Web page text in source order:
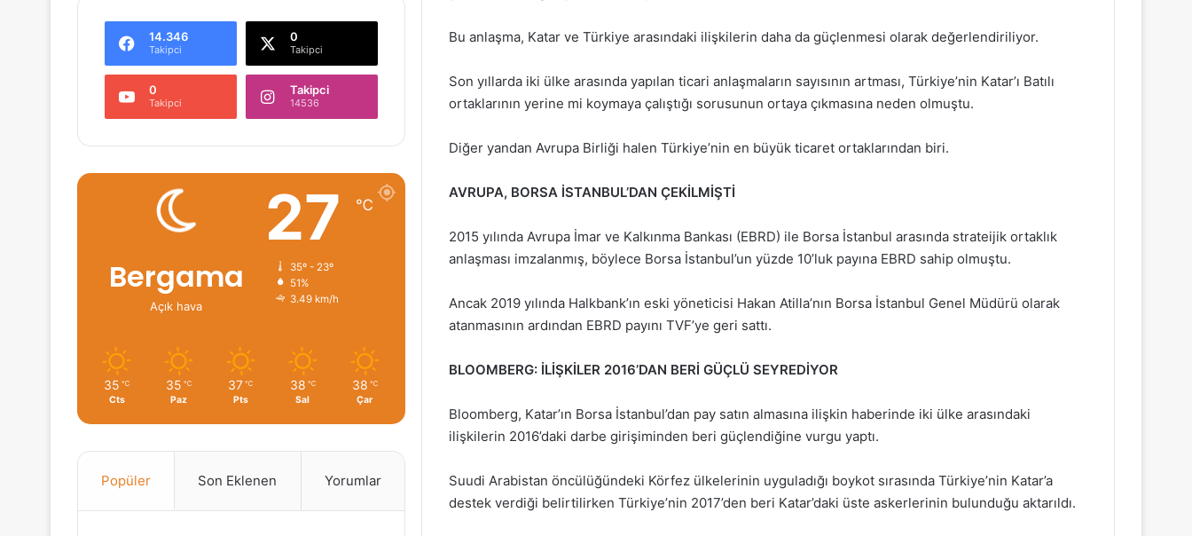
Bu anlaşma, Katar ve Türkiye arasındaki ilişkilerin daha da güçlenmesi olarak değerlendiriliyor.
Son yıllarda iki ülke arasında yapılan ticari anlaşmaların sayısının artması, Türkiye’nin Katar’ı Batılı
ortaklarının yerine mi koymaya çalıştığı sorusunun ortaya çıkmasına neden olmuştu.
Diğer yandan Avrupa Birliği halen Türkiye’nin en büyük ticaret ortaklarından biri.
AVRUPA, BORSA İSTANBUL’DAN ÇEKİLMİŞTİ
2015 yılında Avrupa İmar ve Kalkınma Bankası (EBRD) ile Borsa İstanbul arasında strateijik ortaklık
anlaşması imzalanmış, böylece Borsa İstanbul’un yüzde 10’luk payına EBRD sahip olmuştu.
Ancak 2019 yılında Halkbank’ın eski yöneticisi Hakan Atilla’nın Borsa İstanbul Genel Müdürü olarak
atanmasının ardından EBRD payını TVF’ye geri sattı.
BLOOMBERG: İLİŞKİLER 2016’DAN BERİ GÜÇLÜ SEYREDİYOR
Bloomberg, Katar’ın Borsa İstanbul’dan pay satın almasına ilişkin haberinde iki ülke arasındaki
ilişkilerin 2016’daki darbe girişiminden beri güçlendiğine vurgu yaptı.
Suudi Arabistan öncülüğündeki Körfez ülkelerinin uyguladığı boykot sırasında Türkiye’nin Katar’a
destek verdiği belirtilirken Türkiye’nin 2017’den beri Katar’daki üste askerlerinin bulunduğu aktarıldı.
14.346
Takipci
0
Takipci
0
Takipci
Takipci
14536
Bergama
Açık hava
27 ℃
35º - 23º
51%
3.49 km/h
35 ℃
Cts
35 ℃
Paz
37 ℃
Pts
38 ℃
Sal
38 ℃
Çar
Popüler Son Eklenen Yorumlar